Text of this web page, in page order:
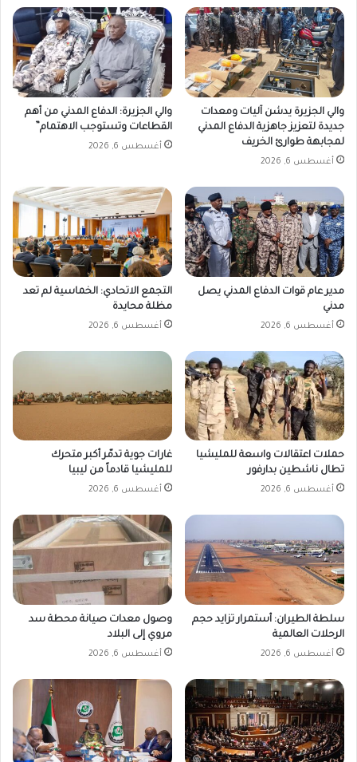
والي الجزيرة يدشن آليات ومعدات
جديدة لتعزيز جاهزية الدفاع المدني
لمجابهة طوارئ الخريف
أغسطس 6, 2026
والي الجزيرة: الدفاع المدني من أهم
القطاعات وتستوجب الاهتمام”
أغسطس 6, 2026
مدير عام قوات الدفاع المدني يصل
مدني
أغسطس 6, 2026
التجمع الاتحادي: الخماسية لم تعد
مظلة محايدة
أغسطس 6, 2026
حملات اعتقالات واسعة للمليشيا
تطال ناشطين بدارفور
أغسطس 6, 2026
غارات جوية تدمّر أكبر متحرك
للمليشيا قادماً من ليبيا
أغسطس 6, 2026
سلطة الطيران: أستمرار تزايد حجم
الرحلات العالمية
أغسطس 6, 2026
وصول معدات صيانة محطة سد
مروي إلى البلاد
أغسطس 6, 2026